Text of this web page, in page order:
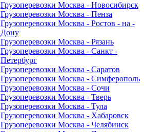
Грузоперевозки Москва - Новосибирск
Грузоперевозки Москва - Пенза
Грузоперевозки Москва - Ростов - на -
Дону
Грузоперевозки Москва - Рязань
Грузоперевозки Москва - Санкт -
Петербург
Грузоперевозки Москва - Саратов
Грузоперевозки Москва - Симферополь
Грузоперевозки Москва - Сочи
Грузоперевозки Москва - Тверь
Грузоперевозки Москва - Тула
Грузоперевозки Москва - Хабаровск
Грузоперевозки Москва - Челябинск